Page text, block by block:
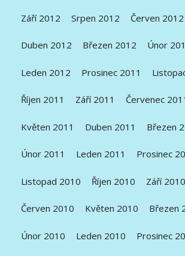
Září 2012 Srpen 2012 Červen 2012
Duben 2012 Březen 2012 Únor
Leden 2012 Prosinec 2011
Říjen 2011 Září 2011 Červenec
Květen 2011 Duben 2011 Březen
Únor 2011 Leden 2011 Prosinec
Listopad 2010 Říjen 2010 Září 2010
Červen 2010 Květen 2010 Březen
Únor 2010 Leden 2010 Prosinec